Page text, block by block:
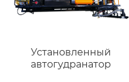
Установленный
автогудранатор